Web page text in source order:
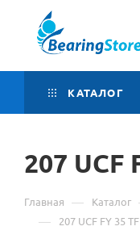
КАТАЛОГ
207 UCF
Главная — Каталог
— 207 UCF FY 35